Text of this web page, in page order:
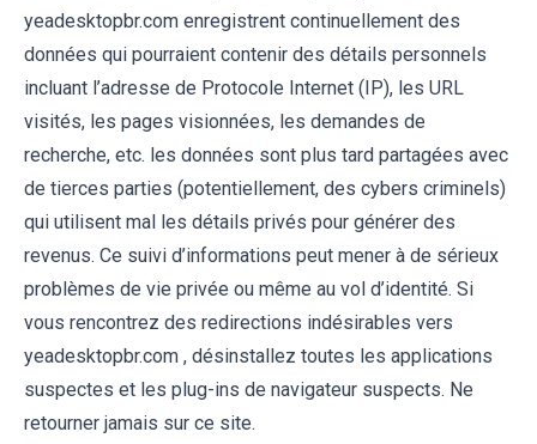
yeadesktopbr.com enregistrent continuellement des
données qui pourraient contenir des détails personnels
incluant l’adresse de Protocole Internet (IP), les URL
visités, les pages visionnées, les demandes de
recherche, etc. les données sont plus tard partagées avec
de tierces parties (potentiellement, des cybers criminels)
qui utilisent mal les détails privés pour générer des
revenus. Ce suivi d’informations peut mener à de sérieux
problèmes de vie privée ou même au vol d’identité. Si
vous rencontrez des redirections indésirables vers
yeadesktopbr.com , désinstallez toutes les applications
suspectes et les plug-ins de navigateur suspects. Ne
retourner jamais sur ce site.